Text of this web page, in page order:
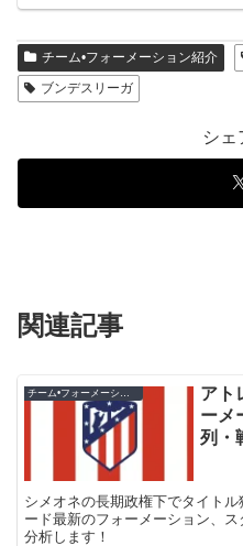
チーム•フォーメーション紹介
ブンデスリーガ
シェ
関連記事
アト
ーメ
列・
シメオネの長期政権下でタイト
ード最新のフォーメーション、
分析します！